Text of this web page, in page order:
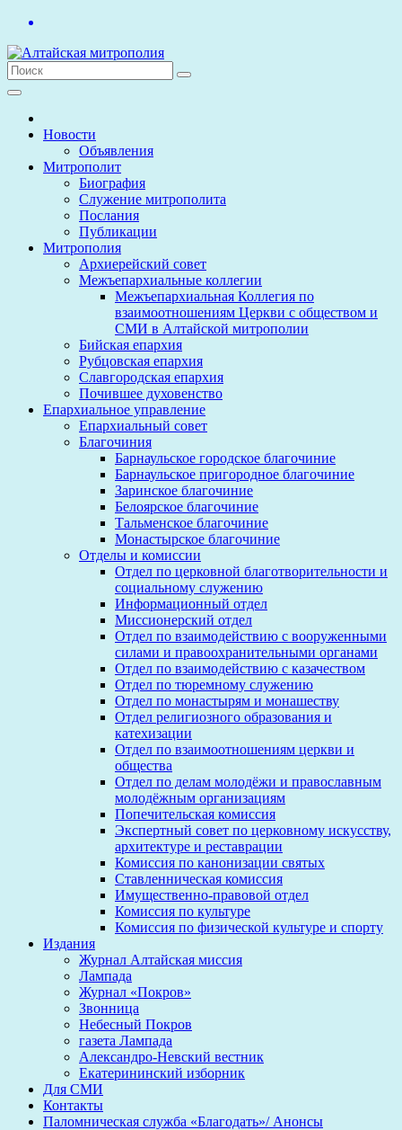
Перейти
содержимому
Новости
Объявления
Митрополит
Биография
Служение митрополита
Послания
Публикации
Митрополия
Архиерейский совет
Межъепархиальные коллегии
Межъепархиальная Коллегия по
взаимоотношениям Церкви с обществом и
СМИ в Алтайской митрополии
Бийская епархия
Рубцовская епархия
Славгородская епархия
Почившее духовенство
Епархиальное управление
Епархиальный совет
Благочиния
Барнаульское городское благочиние
Барнаульское пригородное благочиние
Заринское благочиние
Белоярское благочиние
Тальменское благочиние
Монастырское благочиние
Отделы и комиссии
Отдел по церковной благотворительности и
социальному служению
Информационный отдел
Миссионерский отдел
Отдел по взаимодействию с вооруженными
силами и правоохранительными органами
Отдел по взаимодействию с казачеством
Отдел по тюремному служению
Отдел по монастырям и монашеству
Отдел религиозного образования и
катехизации
Отдел по взаимоотношениям церкви и
общества
Отдел по делам молодёжи и православным
молодёжным организациям
Попечительская комиссия
Экспертный совет по церковному искусству,
архитектуре и реставрации
Комиссия по канонизации святых
Ставленническая комиссия
Имущественно-правовой отдел
Комиссия по культуре
Комиссия по физической культуре и спорту
Издания
Журнал Алтайская миссия
Лампада
Журнал «Покров»
Звонница
Небесный Покров
газета Лампада
Александро-Невский вестник
Екатерининский изборник
Для СМИ
Контакты
Паломническая служба «Благодать»/ Анонсы